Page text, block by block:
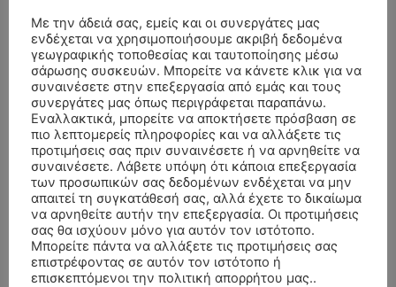
ΣΥΛΛΥΠΗΤΗΡΙΑ ΜΗΝΥΜΑΤΑ
Αλέξανδρος ΣέρβοςεπίΚΗΔΕΙΑ – ΣΑΒΒΑΤΟ 25/7/2026 –
ΧΑΡΑΛΑΜΠΟΣ ΚΑΥΚΙΑΣ ΕΤΩΝ 57
Με την άδειά σας, εμείς και οι συνεργάτες μας
ενδέχεται να χρησιμοποιήσουμε ακριβή δεδομένα
γεωγραφικής τοποθεσίας και ταυτοποίησης μέσω
σάρωσης συσκευών. Μπορείτε να κάνετε κλικ για να
συναινέσετε στην επεξεργασία από εμάς και τους
συνεργάτες μας όπως περιγράφεται παραπάνω.
Εναλλακτικά, μπορείτε να αποκτήσετε πρόσβαση σε
πιο λεπτομερείς πληροφορίες και να αλλάξετε τις
προτιμήσεις σας πριν συναινέσετε ή να αρνηθείτε να
συναινέσετε. Λάβετε υπόψη ότι κάποια επεξεργασία
των προσωπικών σας δεδομένων ενδέχεται να μην
απαιτεί τη συγκατάθεσή σας, αλλά έχετε το δικαίωμα
να αρνηθείτε αυτήν την επεξεργασία. Οι προτιμήσεις
σας θα ισχύουν μόνο για αυτόν τον ιστότοπο.
Μπορείτε πάντα να αλλάξετε τις προτιμήσεις σας
επιστρέφοντας σε αυτόν τον ιστότοπο ή
επισκεπτόμενοι την πολιτική απορρήτου μας..